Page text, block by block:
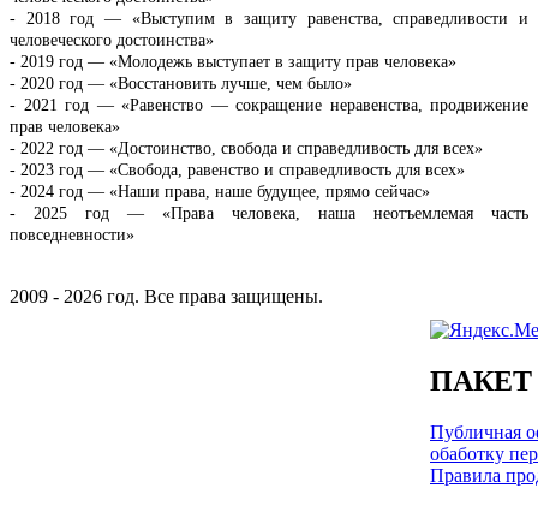
- 2018 год — «Выступим в защиту равенства, справедливости и
человеческого достоинства»
- 2019 год — «Молодежь выступает в защиту прав человека»
- 2020 год — «Восстановить лучше, чем было»
- 2021 год — «Равенство — сокращение неравенства, продвижение
прав человека»
- 2022 год — «Достоинство, свобода и справедливость для всех»
- 2023 год — «Свобода, равенство и справедливость для всех»
- 2024 год — «Наши права, наше будущее, прямо сейчас»
- 2025 год — «Права человека, наша неотъемлемая часть
повседневности»
2009 - 2026 год. Все права защищены.
Публичная
обаботку
Правила